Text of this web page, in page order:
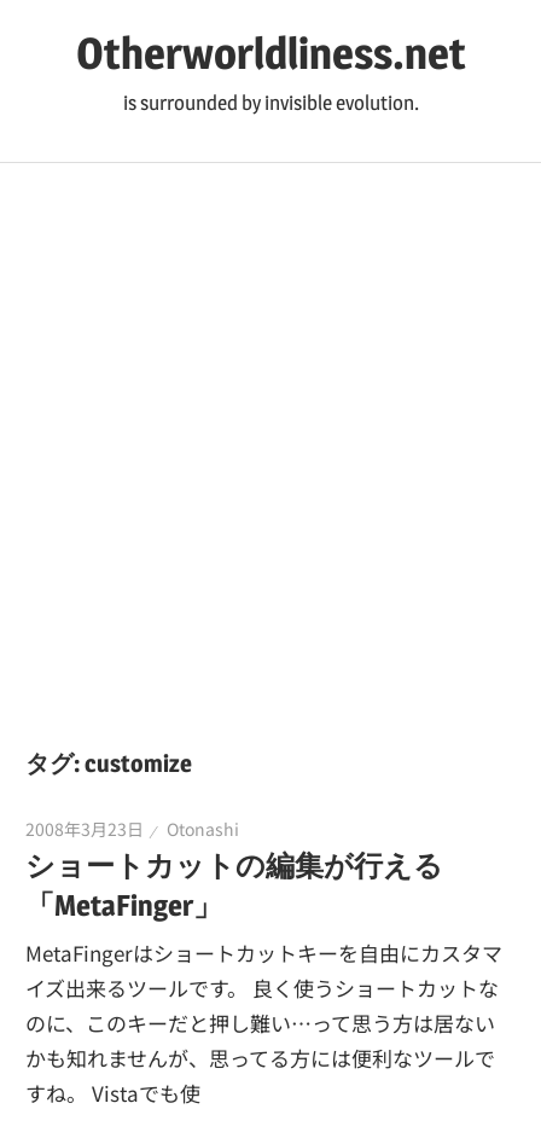
ツ
Otherworldliness.net
is surrounded by invisible evolution.
タグ:customize
2008年3月23日 Otonashi
ショートカットの編集が行える
「MetaFinger」
MetaFingerはショートカットキーを自由にカスタマ
イズ出来るツールです。 良く使うショートカットな
のに、このキーだと押し難い…って思う方は居ない
かも知れませんが、思ってる方には便利なツールで
すね。 Vistaでも使